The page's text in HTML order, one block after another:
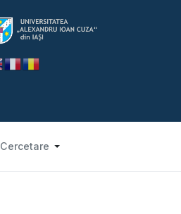
Cercetare